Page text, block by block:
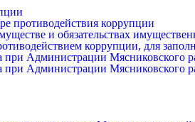
противодействия коррупции
и обязательствах
коррупции, для
при Администрации Мясниковского
при Администрации Мясниковского